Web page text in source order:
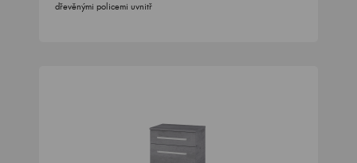
dřevěnými policemi uvnitř